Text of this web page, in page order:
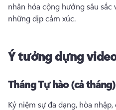
nhân hóa cộng hưởng sâu
những dịp cảm xúc.
Ý tưởng dựng
Tháng Tự hào (cả tháng)
Kỷ niệm sự đa dạng, hòa